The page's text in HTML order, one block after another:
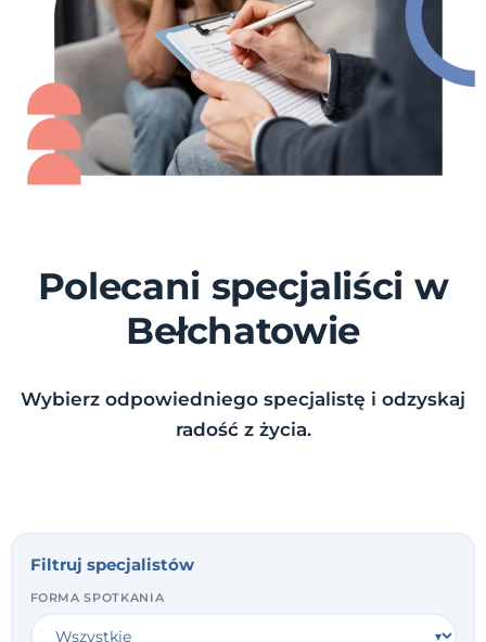
Polecani specjaliści w
Bełchatowie
Wybierz odpowiedniego specjalistę i odzyskaj
radość z życia.
Filtruj specjalistów
FORMA SPOTKANIA